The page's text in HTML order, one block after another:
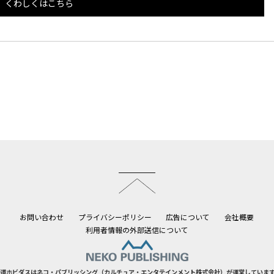
くわしくはこちら
お問い合わせ プライバシーポリシー 広告について
会社概要
利用者情報の外部送信について
ホビダスはネコ・パブリッシング（カルチュア・エンタテインメント株式会社）が運営していま